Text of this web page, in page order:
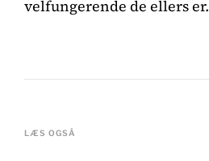
velfungerende de ellers er.
LÆS OGSÅ